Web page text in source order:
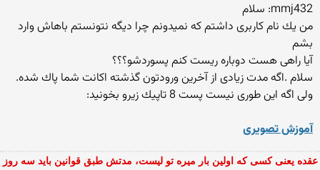
mmj432: سلام
من یك نام كاربری داشتم كه نمیدونم چرا دیگه نتونستم باهاش وارد
بشم
آیا راهی هست دوباره ریست كنم پسوردشو؟؟؟
سلام .اگه مدت زیادی از آخرین ورودتون گذشته اكانت شما پاك شده.
ولی اگه این طوری نیست پست 8 تاپیك زیرو بخونید:
آموزش تصویری
عقده یعنی کسی که اولین بار میره تو لیست، مدتش طبق قوانین باید سه روز